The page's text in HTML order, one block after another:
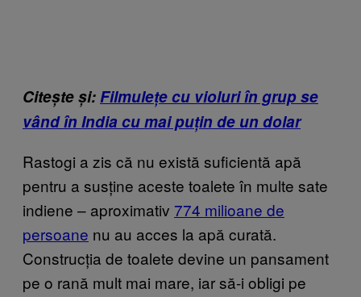
Citește și:Filmulețe cu violuri în grup se
vând în India cu mai puțin de un dolar
Rastogi a zis că nu există suficientă apă
pentru a susține aceste toalete în multe sate
indiene – aproximativ 774 milioane de
persoane nu au acces la apă curată.
Construcția de toalete devine un pansament
pe o rană mult mai mare, iar să-i obligi pe